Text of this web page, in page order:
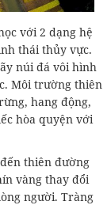
với 2 dạng hệ
thái thủy vực.
núi đá vôi hình
Môi trường thiên
hang động,
hòa quyện với
thiên đường
vàng thay đổi
người. Tràng